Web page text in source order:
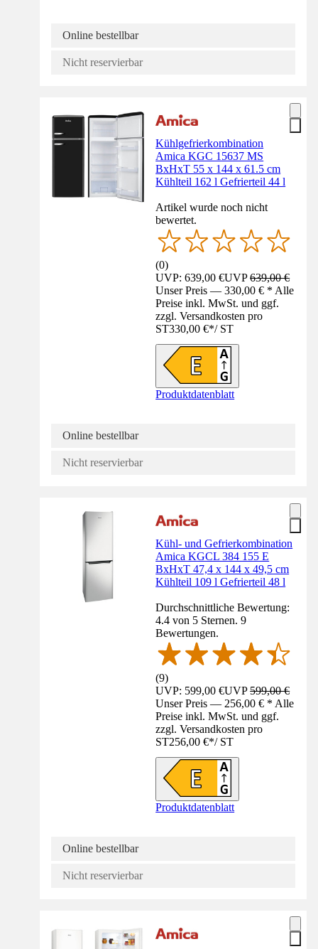
Online bestellbar
Nicht reservierbar
Kühlgefrierkombination
Amica KGC 15637 MS
BxHxT 55 x 144 x 61.5 cm
Kühlteil 162 l Gefrierteil 44 l
Artikel wurde noch nicht
bewertet.
(0)
UVP: 639,00 €UVP639,00 €
Unser Preis — 330,00 € * Alle
Preise inkl. MwSt. und ggf.
zzgl. Versandkosten pro
ST330,00 €*/ ST
Produktdatenblatt
Online bestellbar
Nicht reservierbar
Kühl- und Gefrierkombination
Amica KGCL 384 155 E
BxHxT 47,4 x 144 x 49,5 cm
Kühlteil 109 l Gefrierteil 48 l
Durchschnittliche Bewertung:
4.4 von 5 Sternen. 9
Bewertungen.
(9)
UVP: 599,00 €UVP599,00 €
Unser Preis — 256,00 € * Alle
Preise inkl. MwSt. und ggf.
zzgl. Versandkosten pro
ST256,00 €*/ ST
Produktdatenblatt
Online bestellbar
Nicht reservierbar